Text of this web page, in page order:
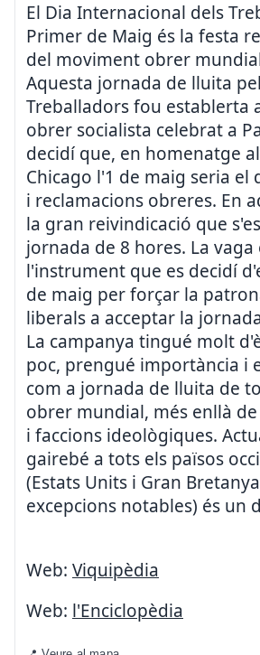
El Dia Internacional dels
Primer de Maig és la festa
del moviment obrer
Aquesta jornada de lluita
Treballadors fou establerta
obrer socialista celebrat a
decidí que, en homenatge
Chicago l'1 de maig seria el
i reclamacions obreres. En
la gran reivindicació que
jornada de 8 hores. La vaga
l'instrument que es decidí
de maig per forçar la
liberals a acceptar la
La campanya tingué molt
poc, prengué importància i
com a jornada de lluita de
obrer mundial, més enllà
i faccions ideològiques.
gairebé a tots els països
(Estats Units i Gran
excepcions notables) és un
Web: Viquipèdia
Web: l'Enciclopèdia